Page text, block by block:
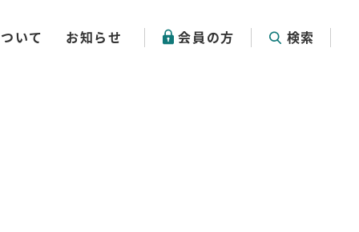
いて お知らせ 会員の方 検索